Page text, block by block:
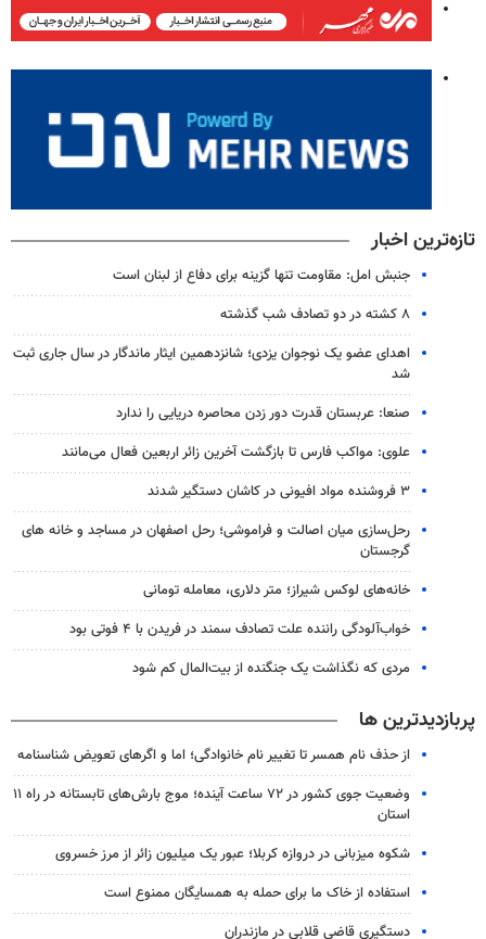
تازه‌ترین اخبار
جنبش امل: مقاومت تنها گزینه برای دفاع از لبنان است
۸ کشته در دو تصادف شب گذشته
اهدای عضو یک نوجوان یزدی؛ شانزدهمین ایثار ماندگار در سال جاری ثبت
شد
صنعا: عربستان قدرت دور زدن محاصره دریایی را ندارد
علوی: مواکب فارس تا بازگشت آخرین زائر اربعین فعال می‌مانند
۳ فروشنده مواد افیونی در کاشان دستگیر شدند
رحل‌سازی میان اصالت و فراموشی؛ رحل اصفهان در مساجد و خانه های
گرجستان
خانه‌های لوکس شیراز؛ متر دلاری، معامله تومانی
خواب‌آلودگی راننده علت تصادف سمند در فریدن با ۴ فوتی بود
مردی که نگذاشت یک جنگنده از بیت‌المال کم شود
پربازدیدترین ها
از حذف نام همسر تا تغییر نام خانوادگی؛ اما و اگرهای تعویض شناسنامه
وضعیت جوی کشور در ۷۲ ساعت آینده؛ موج بارش‌های تابستانه در راه ۱۱
استان
شکوه میزبانی در دروازه کربلا؛ عبور یک میلیون زائر از مرز خسروی
استفاده از خاک ما برای حمله به همسایگان ممنوع است
دستگیری قاضی قلابی در مازندران